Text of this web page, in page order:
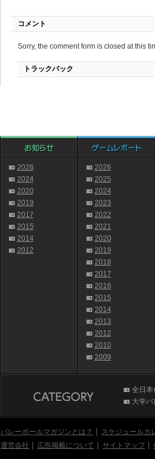
コメント
Sorry, the comment form is closed at this
トラックバック
2026
2024
2020
2019
2017
2015
2014
2012
2026
2025
2024
2023
2022
2021
2020
2019
2018
2017
2016
2015
2014
2013
2012
2010
2009
全日本
大学バ
バレーボールマガジンとは？ スケジュールカ
運営会社
広告掲載について サイトマップ